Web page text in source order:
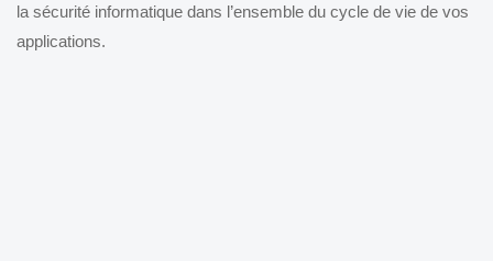
la sécurité informatique dans l’ensemble du cycle de vie de vos
applications.